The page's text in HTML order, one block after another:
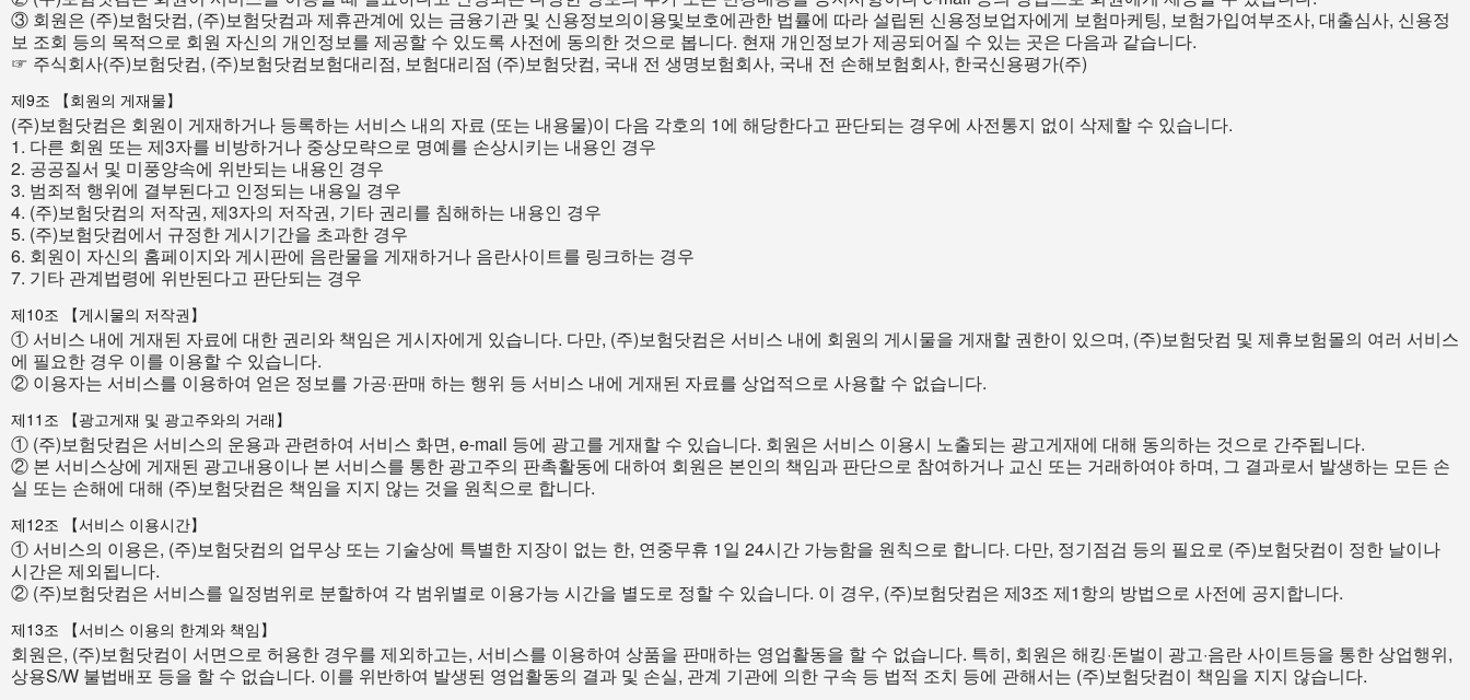
③ 회원은 (주)보험닷컴, (주)보험닷컴과 제휴관계에 있는 금융기관 및 신용정보의이용및보호에관한 법률에 따라 설립된 신용정보업자에게 보험마케팅, 보험가입여부조사, 대출심사, 신용정
보 조회 등의 목적으로 회원 자신의 개인정보를 제공할 수 있도록 사전에 동의한 것으로 봅니다. 현재 개인정보가 제공되어질 수 있는 곳은 다음과 같습니다.
☞ 주식회사(주)보험닷컴, (주)보험닷컴보험대리점, 보험대리점 (주)보험닷컴, 국내 전 생명보험회사, 국내 전 손해보험회사, 한국신용평가(주)
제9조 【회원의 게재물】
(주)보험닷컴은 회원이 게재하거나 등록하는 서비스 내의 자료 (또는 내용물)이 다음 각호의 1에 해당한다고 판단되는 경우에 사전통지 없이 삭제할 수 있습니다.
1. 다른 회원 또는 제3자를 비방하거나 중상모략으로 명예를 손상시키는 내용인 경우
2. 공공질서 및 미풍양속에 위반되는 내용인 경우
3. 범죄적 행위에 결부된다고 인정되는 내용일 경우
4. (주)보험닷컴의 저작권, 제3자의 저작권, 기타 권리를 침해하는 내용인 경우
5. (주)보험닷컴에서 규정한 게시기간을 초과한 경우
6. 회원이 자신의 홈페이지와 게시판에 음란물을 게재하거나 음란사이트를 링크하는 경우
7. 기타 관계법령에 위반된다고 판단되는 경우
제10조 【게시물의 저작권】
① 서비스 내에 게재된 자료에 대한 권리와 책임은 게시자에게 있습니다. 다만, (주)보험닷컴은 서비스 내에 회원의 게시물을 게재할 권한이 있으며, (주)보험닷컴 및 제휴보험몰의 여러 서비스
에 필요한 경우 이를 이용할 수 있습니다.
② 이용자는 서비스를 이용하여 얻은 정보를 가공·판매 하는 행위 등 서비스 내에 게재된 자료를 상업적으로 사용할 수 없습니다.
제11조 【광고게재 및 광고주와의 거래】
① (주)보험닷컴은 서비스의 운용과 관련하여 서비스 화면, e-mail 등에 광고를 게재할 수 있습니다. 회원은 서비스 이용시 노출되는 광고게재에 대해 동의하는 것으로 간주됩니다.
② 본 서비스상에 게재된 광고내용이나 본 서비스를 통한 광고주의 판촉활동에 대하여 회원은 본인의 책임과 판단으로 참여하거나 교신 또는 거래하여야 하며, 그 결과로서 발생하는 모든 손
실 또는 손해에 대해 (주)보험닷컴은 책임을 지지 않는 것을 원칙으로 합니다.
제12조 【서비스 이용시간】
① 서비스의 이용은, (주)보험닷컴의 업무상 또는 기술상에 특별한 지장이 없는 한, 연중무휴 1일 24시간 가능함을 원칙으로 합니다. 다만, 정기점검 등의 필요로 (주)보험닷컴이 정한 날이나
시간은 제외됩니다.
② (주)보험닷컴은 서비스를 일정범위로 분할하여 각 범위별로 이용가능 시간을 별도로 정할 수 있습니다. 이 경우, (주)보험닷컴은 제3조 제1항의 방법으로 사전에 공지합니다.
제13조 【서비스 이용의 한계와 책임】
회원은, (주)보험닷컴이 서면으로 허용한 경우를 제외하고는, 서비스를 이용하여 상품을 판매하는 영업활동을 할 수 없습니다. 특히, 회원은 해킹·돈벌이 광고·음란 사이트등을 통한 상업행위,
상용S/W 불법배포 등을 할 수 없습니다. 이를 위반하여 발생된 영업활동의 결과 및 손실, 관계 기관에 의한 구속 등 법적 조치 등에 관해서는 (주)보험닷컴이 책임을 지지 않습니다.